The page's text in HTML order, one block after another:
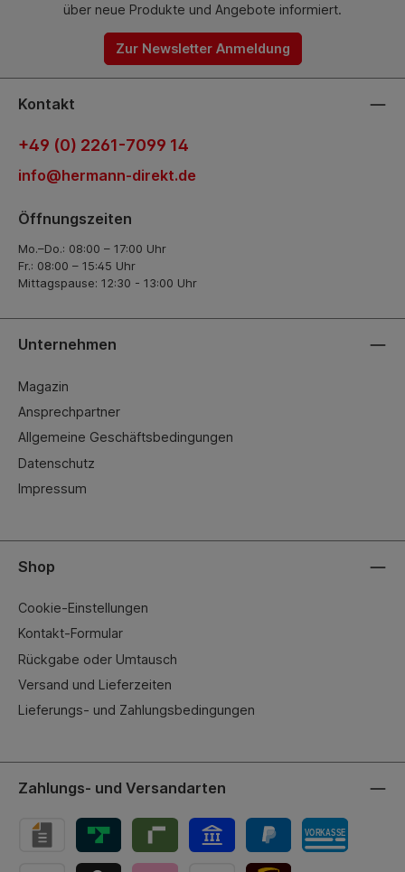
über neue Produkte und Angebote informiert.
Zur Newsletter Anmeldung
Kontakt
+49 (0) 2261-7099 14
info@hermann-direkt.de
Öffnungszeiten
Mo.–Do.: 08:00 – 17:00 Uhr
Fr.: 08:00 – 15:45 Uhr
Mittagspause: 12:30 - 13:00 Uhr
Unternehmen
Magazin
Ansprechpartner
Allgemeine Geschäftsbedingungen
Datenschutz
Impressum
Shop
Cookie-Einstellungen
Kontakt-Formular
Rückgabe oder Umtausch
Versand und Lieferzeiten
Lieferungs- und Zahlungsbedingungen
Zahlungs- und Versandarten